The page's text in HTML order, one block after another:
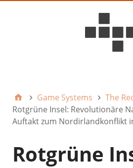
Game Systems
The
Rotgrüne Insel: Revolutionäre
Auftakt zum Nordirlandkonflikt
Rotgrüne